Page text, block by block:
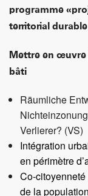
programme
territorial durable
Mettre en œuvre
bâti
Räumliche
Verlierer? (VS)
Intégration
en périmètre
Co-
de la